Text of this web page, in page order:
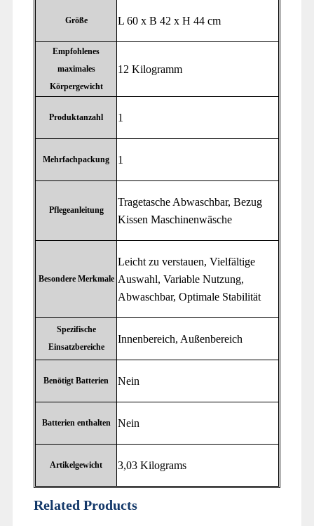
Größe ‎L 60 x B 42 x H 44 cm
Empfohlenes
maximales
Körpergewicht
‎12 Kilogramm
Produktanzahl ‎1
Mehrfachpackung ‎1
Pflegeanleitung
‎Tragetasche Abwaschbar, Bezug
Kissen Maschinenwäsche
Besondere Merkmale
‎Leicht zu verstauen, Vielfältige
Auswahl, Variable Nutzung,
Abwaschbar, Optimale Stabilität
Spezifische
Einsatzbereiche
‎Innenbereich, Außenbereich
Benötigt Batterien ‎Nein
Batterien enthalten ‎Nein
Artikelgewicht ‎3,03 Kilograms
Related Products